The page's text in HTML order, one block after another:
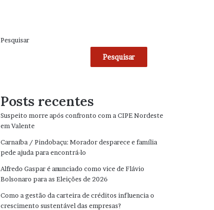
Pesquisar
Pesquisar
Posts recentes
Suspeito morre após confronto com a CIPE Nordeste
em Valente
Carnaíba / Pindobaçu: Morador desparece e família
pede ajuda para encontrá-lo
Alfredo Gaspar é anunciado como vice de Flávio
Bolsonaro para as Eleições de 2026
Como a gestão da carteira de créditos influencia o
crescimento sustentável das empresas?